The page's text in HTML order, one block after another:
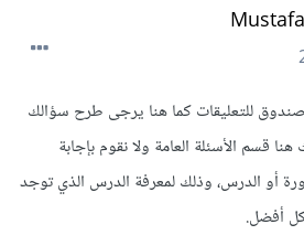
للتعليقات كما هنا يرجى طرح سؤالك
قسم الأسئلة العامة ولا نقوم بإجابة
أو الدرس، وذلك لمعرفة الدرس الذي توجد
أفضل.